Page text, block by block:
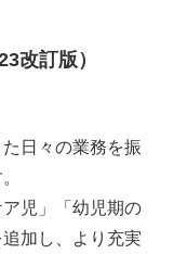
改訂版）
日々の業務を振
児」「幼児期の
加し、より充実